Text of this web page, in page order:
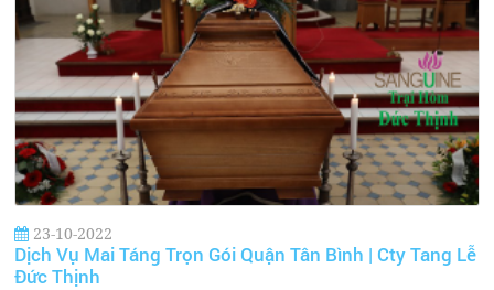
23-10-2022
Dịch Vụ Mai Táng Trọn Gói Quận Tân Bình | Cty Tang Lễ
Đức Thịnh